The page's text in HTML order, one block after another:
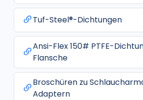
Tuf-Steel®-Dichtungen
Ansi-Flex 150# PTFE-
Flansche
Broschüren zu
Adaptern